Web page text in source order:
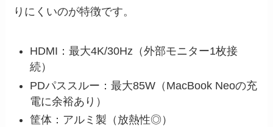
りにくいのが特徴です。
HDMI：最大4K/30Hz（外部モニター1枚接
続）
PDパススルー：最大85W（MacBook Neoの充
電に余裕あり）
筐体：アルミ製（放熱性◎）